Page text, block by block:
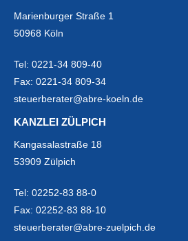
Marienburger Straße 1
50968 Köln
Tel: 0221-34 809-40
Fax: 0221-34 809-34
steuerberater@abre-koeln.de
KANZLEI ZÜLPICH
Kangasalastraße 18
53909 Zülpich
Tel: 02252-83 88-0
Fax: 02252-83 88-10
steuerberater@abre-zuelpich.de